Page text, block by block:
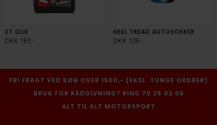
2T OLIE
DKK 189,-
HEEL TREAD AUTOSOKKER
DKK 139,-
FRI FRAGT VED KØB OVER 1500,- (EKSL. TUNGE ORDRER)
BRUG FOR RÅDGIVNING? RING 70 25 02 06
ALT TIL ALT MOTORSPORT